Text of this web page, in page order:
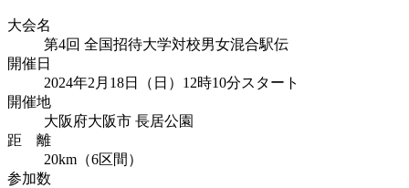
大会名
第4回 全国招待大学対校男女混合駅伝
開催日
2024年2月18日（日）12時10分スタート
開催地
大阪府大阪市 長居公園
距 離
20km（6区間）
参加数